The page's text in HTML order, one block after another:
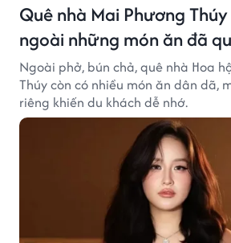
Quê nhà Mai Phương
ngoài những món ăn đã
Ngoài phở, bún chả, quê nhà Hoa
Thúy còn có nhiều món ăn dân dã,
riêng khiến du khách dễ nhớ.